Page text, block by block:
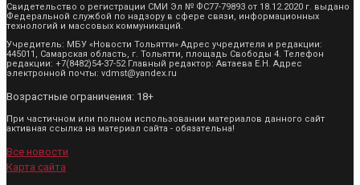
Свидетельство о регистрации СМИ Эл № ФС77-79893 от 18.12.2020 г. выдано
Федеральной службой по надзору в сфере связи, информационных
технологий и массовых коммуникаций.
Учредитель: МБУ «Новости Тольятти» Адрес учредителя и редакции:
445011, Самарская область, г. Тольятти, площадь Свободы 4. Телефон
редакции: +7(8482)54-37-52 Главный редактор: Автаева Е.Н. Адрес
электронной почты: vdmst@yandex.ru
Возрастные ограничения: 18+
При частичном или полном использовании материалов данного сайт
активная ссылка на материал сайта - обязательна!
Все новости
Карта сайта